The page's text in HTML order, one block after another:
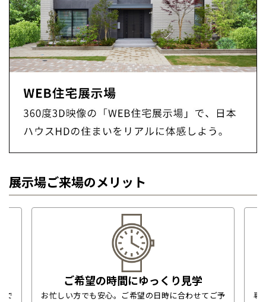
展示場ご来場のメリット
で
ご希望の時間にゆっくり見学
お忙しい方でも安心。ご希望の日時に合わせてご予
専